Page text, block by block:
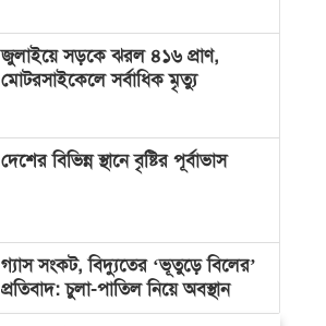
জুলাইয়ে সড়কে ঝরল ৪১৬ প্রাণ,
মোটরসাইকেলে সর্বাধিক মৃত্যু
দেশের বিভিন্ন স্থানে বৃষ্টির পূর্বাভাস
গ্যাস সংকট, বিদ্যুতের ‘ভূতুড়ে বিলের’
প্রতিবাদ: চুলা-পাতিল নিয়ে অবস্থান